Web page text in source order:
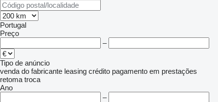
Portugal
Preço
–
Tipo de anúncio
venda do fabricante leasing crédito pagamento em prestações
retoma troca
Ano
–